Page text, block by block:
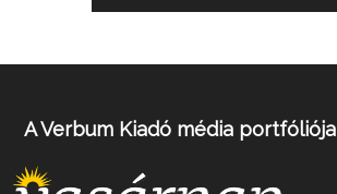
A Verbum Kiadó média portfóliója